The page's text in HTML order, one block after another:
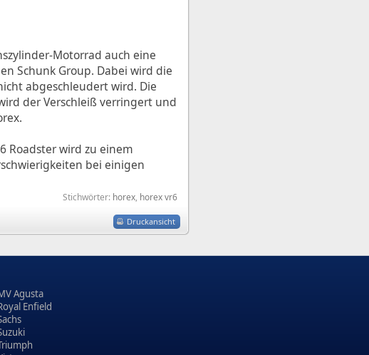
Motorrad auch eine
Schunk Group. Dabei wird die
abgeschleudert wird. Die
der Verschleiß verringert und
Roadster wird zu einem
bei einigen
Stichwörter: horex, horex vr6
Druckansicht
Agusta
Enfield